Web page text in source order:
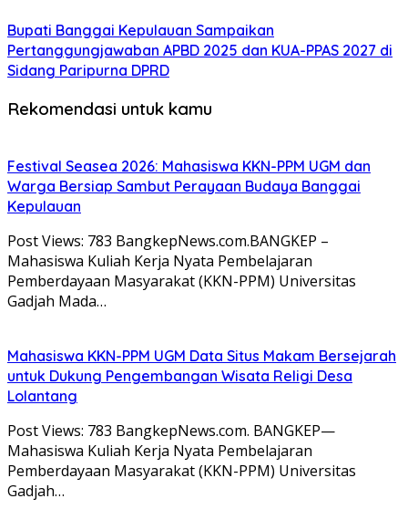
Bupati Banggai Kepulauan Sampaikan
Pertanggungjawaban APBD 2025 dan KUA-PPAS 2027 di
Sidang Paripurna DPRD
Rekomendasi untuk kamu
Festival Seasea 2026: Mahasiswa KKN-PPM UGM dan
Warga Bersiap Sambut Perayaan Budaya Banggai
Kepulauan
Post Views: 783 BangkepNews.com.BANGKEP –
Mahasiswa Kuliah Kerja Nyata Pembelajaran
Pemberdayaan Masyarakat (KKN-PPM) Universitas
Gadjah Mada…
Mahasiswa KKN-PPM UGM Data Situs Makam Bersejarah
untuk Dukung Pengembangan Wisata Religi Desa
Lolantang
Post Views: 783 BangkepNews.com. BANGKEP—
Mahasiswa Kuliah Kerja Nyata Pembelajaran
Pemberdayaan Masyarakat (KKN-PPM) Universitas
Gadjah…